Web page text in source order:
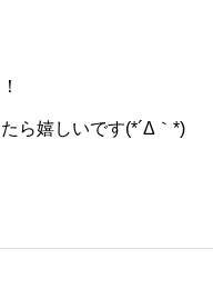
ら嬉しいです(*´Δ｀*)